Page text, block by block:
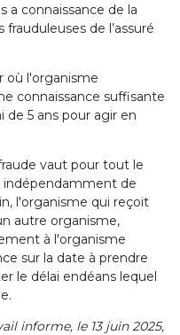
a connaissance de la
de l’assuré
où l'organisme
connaissance suffisante
de 5 ans pour agir en
vaut pour tout le
indépendamment de
l'organisme qui reçoit
autre organisme,
à l'organisme
sur la date à prendre
le délai endéans lequel
informe, le 13 juin 2025,